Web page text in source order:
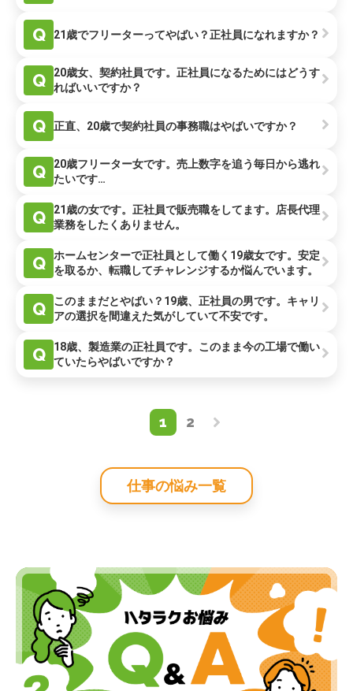
Q 21歳でフリーターってやばい？正社員になれますか？
Q
20歳女、契約社員です。正社員になるためにはどうす
ればいいですか？
Q 正直、20歳で契約社員の事務職はやばいですか？
Q
20歳フリーター女です。売上数字を追う毎日から逃れ
たいです…
Q
21歳の女です。正社員で販売職をしてます。店長代理
業務をしたくありません。
Q
ホームセンターで正社員として働く19歳女です。安定
を取るか、転職してチャレンジするか悩んでいます。
Q
このままだとやばい？19歳、正社員の男です。キャリ
アの選択を間違えた気がしていて不安です。
Q
18歳、製造業の正社員です。このまま今の工場で働い
ていたらやばいですか？
1 2
仕事の悩み一覧